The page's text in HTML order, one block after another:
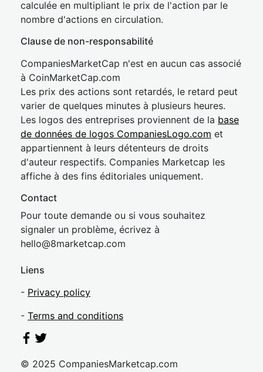
calculée en multipliant le prix de l'action par le
nombre d'actions en circulation.
Clause de non-responsabilité
CompaniesMarketCap n'est en aucun cas associé
à CoinMarketCap.com
Les prix des actions sont retardés, le retard peut
varier de quelques minutes à plusieurs heures.
Les logos des entreprises proviennent de la base
de données de logos CompaniesLogo.com et
appartiennent à leurs détenteurs de droits
d'auteur respectifs. Companies Marketcap les
affiche à des fins éditoriales uniquement.
Contact
Pour toute demande ou si vous souhaitez
signaler un problème, écrivez à
hello@8marketcap.com
Liens
- Privacy policy
- Terms and conditions
© 2025 CompaniesMarketcap.com